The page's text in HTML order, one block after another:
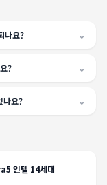
나요? ⌄
? ⌄
나요? ⌄
인텔 14세대